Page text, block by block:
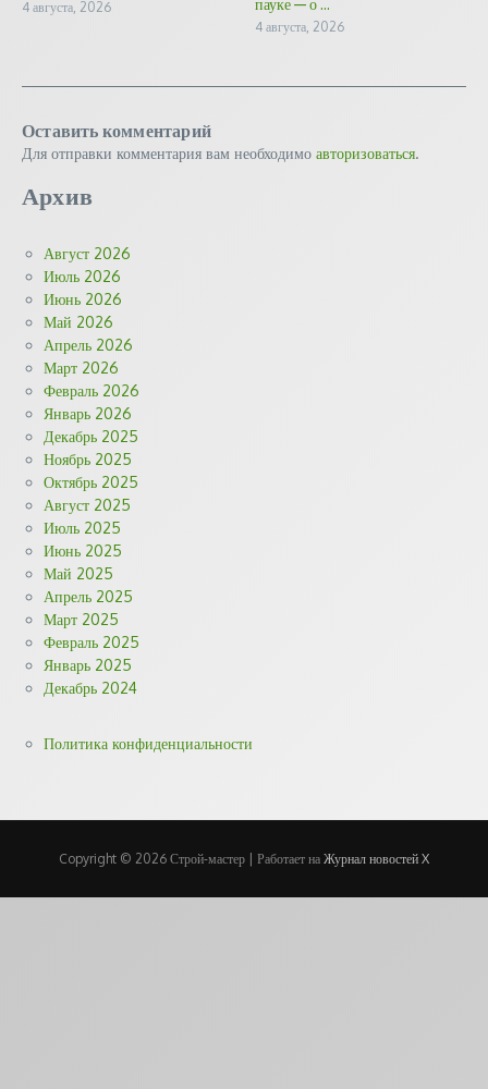
4 августа, 2026 пауке — о ...
4 августа, 2026
Оставить комментарий
Для отправки комментария вам необходимо авторизоваться.
Архив
Август 2026
Июль 2026
Июнь 2026
Май 2026
Апрель 2026
Март 2026
Февраль 2026
Январь 2026
Декабрь 2025
Ноябрь 2025
Октябрь 2025
Август 2025
Июль 2025
Июнь 2025
Май 2025
Апрель 2025
Март 2025
Февраль 2025
Январь 2025
Декабрь 2024
Политика конфиденциальности
Copyright © 2026 Строй-мастер | Работает на Журнал новостей X